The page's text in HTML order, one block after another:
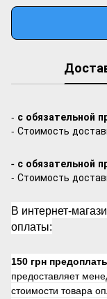
- с обязательной
- Стоимость
- с обязательной
- Стоимость
В интернет-
оплаты:
150 грн
предоставляет
стоимости товара